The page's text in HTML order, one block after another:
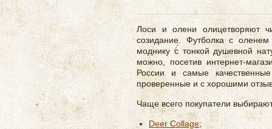
Лоси и олени олицетворяют
созидание. Футболка с
моднику с тонкой душевной
можно, посетив интернет-
России и самые
проверенные и с хорошими
Чаще всего покупатели
Deer Collage;